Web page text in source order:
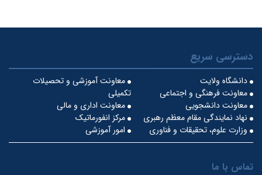
دسترسی سریع
معاونت آموزشی و تحصیلات
تکمیلی
دانشگاه ولایت
معاونت فرهنگی و اجتماعی
معاونت اداری و مالی
معاونت دانشجویی
مرکز انفورماتیک
نهاد نمایندگی مقام معظم رهبری
امور آموزشی
وزارت علوم، تحقیقات و فناوری
تماس با ما